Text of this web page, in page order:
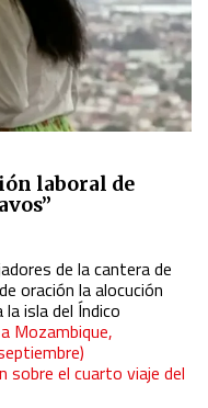
laboral de
de la cantera de
oración la alocución
isla del Índico
Mozambique,
sobre el cuarto viaje del